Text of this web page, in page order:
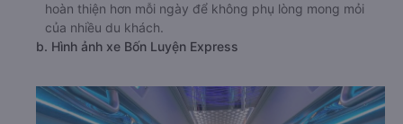
hoàn thiện hơn mỗi ngày để không phụ lòng mong mỏi
của nhiều du khách.
b. Hình ảnh xe Bốn Luyện Express